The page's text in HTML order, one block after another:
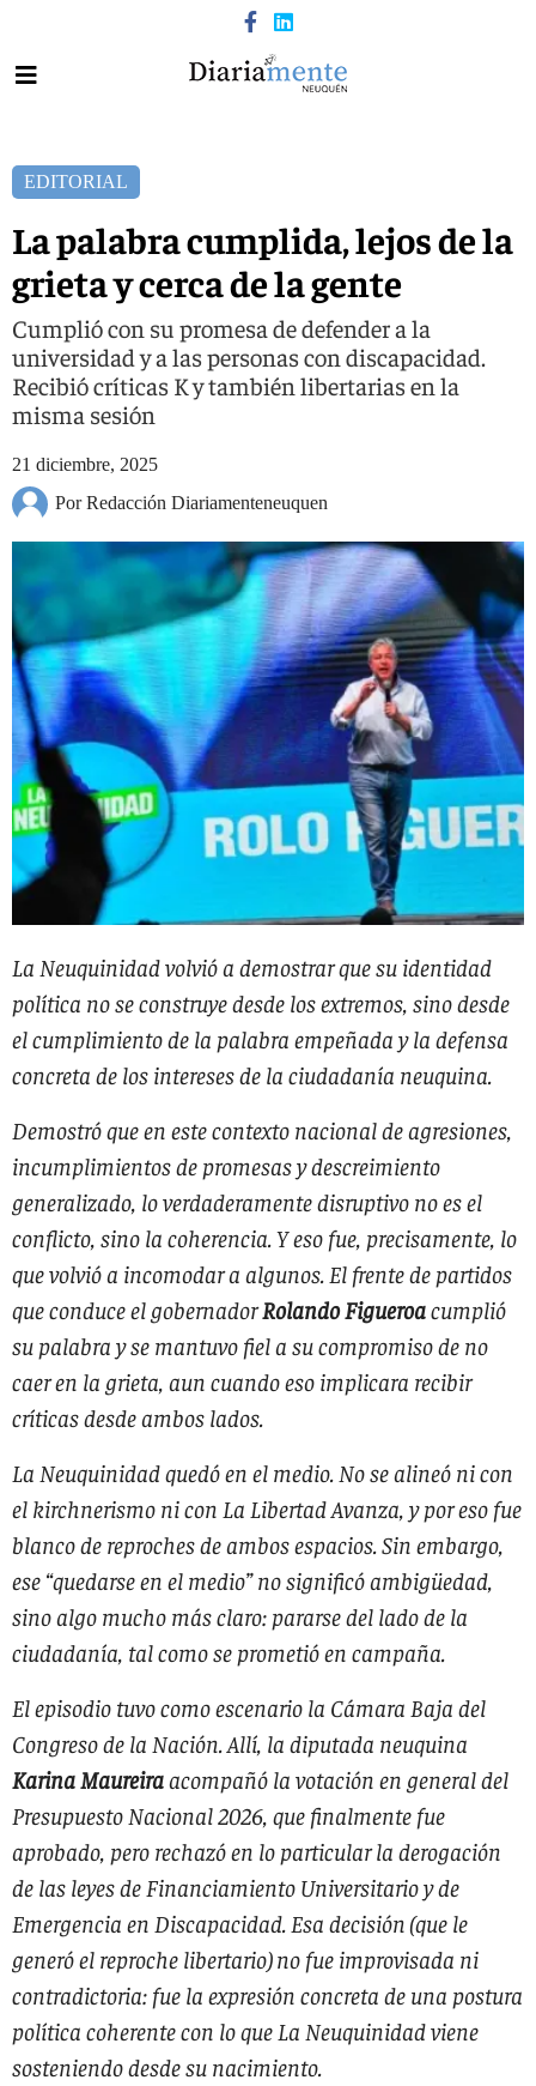
EDITORIAL
La palabra cumplida, lejos de la
grieta y cerca de la gente
Cumplió con su promesa de defender a la
universidad y a las personas con discapacidad.
Recibió críticas K y también libertarias en la
misma sesión
21 diciembre, 2025
Por Redacción Diariamenteneuquen
La Neuquinidad volvió a demostrar que su identidad
política no se construye desde los extremos, sino desde
el cumplimiento de la palabra empeñada y la defensa
concreta de los intereses de la ciudadanía neuquina.
Demostró que en este contexto nacional de agresiones,
incumplimientos de promesas y descreimiento
generalizado, lo verdaderamente disruptivo no es el
conflicto, sino la coherencia. Y eso fue, precisamente, lo
que volvió a incomodar a algunos. El frente de partidos
que conduce el gobernadorRolando Figueroacumplió
su palabra y se mantuvo fiel a su compromiso de no
caer en la grieta, aun cuando eso implicara recibir
críticas desde ambos lados.
La Neuquinidad quedó en el medio. No se alineó ni con
el kirchnerismo ni con La Libertad Avanza, y por eso fue
blanco de reproches de ambos espacios. Sin embargo,
ese “quedarse en el medio” no significó ambigüedad,
sino algo mucho más claro: pararse del lado de la
ciudadanía, tal como se prometió en campaña.
El episodio tuvo como escenario la Cámara Baja del
Congreso de la Nación. Allí, la diputada neuquina
Karina Maureiraacompañó la votación en general del
Presupuesto Nacional 2026, que finalmente fue
aprobado, pero rechazó en lo particular la derogación
de las leyes de Financiamiento Universitario y de
Emergencia en Discapacidad. Esa decisión (que le
generó el reproche libertario) no fue improvisada ni
contradictoria: fue la expresión concreta de una postura
política coherente con lo que La Neuquinidad viene
sosteniendo desde su nacimiento.